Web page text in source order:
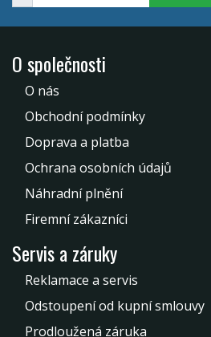
O společnosti
O nás
Obchodní podmínky
Doprava a platba
Ochrana osobních údajů
Náhradní plnění
Firemní zákazníci
Servis a záruky
Reklamace a servis
Odstoupení od kupní smlouvy
Prodloužená záruka